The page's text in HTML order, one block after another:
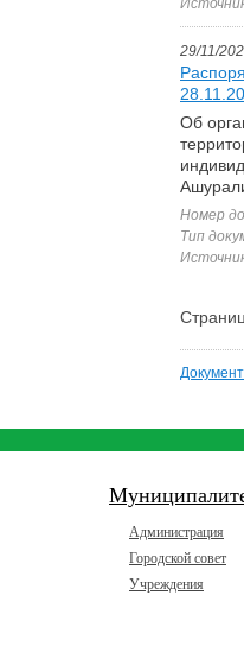
29/11/
Об
Номер
Тип
Администрация
Городской совет
Учреждения